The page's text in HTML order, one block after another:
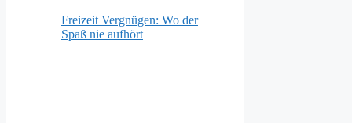
Freizeit Vergnügen: Wo der
Spaß nie aufhört